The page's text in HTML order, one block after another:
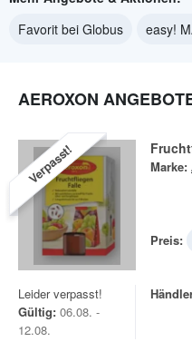
Favorit bei Globus
easy!
AEROXON
Verpasst! Marke:
Preis:
Leider verpasst!
Gültig: 06.08. -
12.08.